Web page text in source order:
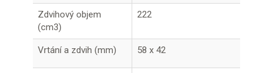
Zdvihový objem
(cm3)
222
Vrtání a zdvih (mm) 58 x 42